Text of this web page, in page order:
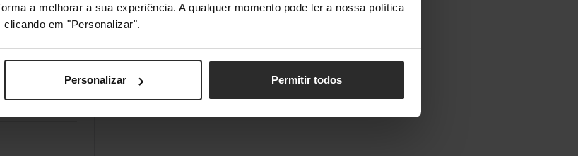
a melhorar a sua experiência. A qualquer momento pode ler a nossa política
em "Personalizar".
Personalizar Permitir todos